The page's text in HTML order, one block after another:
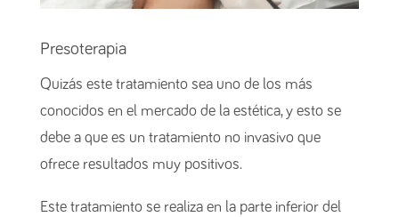
Presoterapia
Quizás este tratamiento sea uno de los más
conocidos en el mercado de la estética, y esto se
debe a que es un tratamiento no invasivo que
ofrece resultados muy positivos.
Este tratamiento se realiza en la parte inferior del